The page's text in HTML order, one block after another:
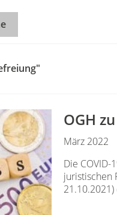
OGH
März 2022
Die
juristischen